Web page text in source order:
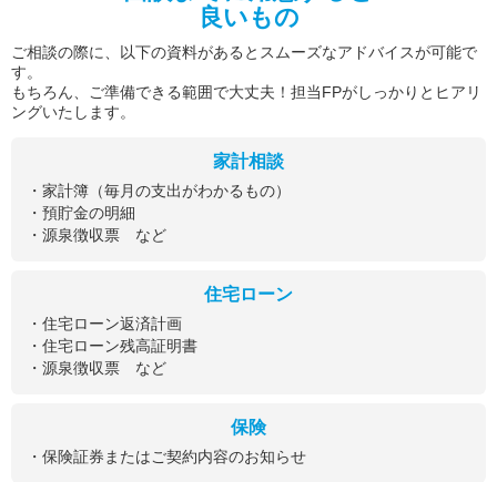
良いもの
ご相談の際に、以下の資料があるとスムーズなアドバイスが可能で
す。
もちろん、ご準備できる範囲で大丈夫！担当FPがしっかりとヒアリ
ングいたします。
家計相談
・家計簿（毎月の支出がわかるもの）
・預貯金の明細
・源泉徴収票 など
住宅ローン
・住宅ローン返済計画
・住宅ローン残高証明書
・源泉徴収票 など
保険
・保険証券またはご契約内容のお知らせ